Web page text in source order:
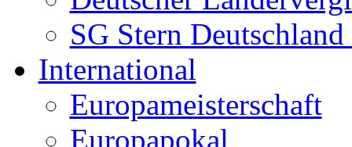
SG Stern
International
Europameisterschaft
Europapokal